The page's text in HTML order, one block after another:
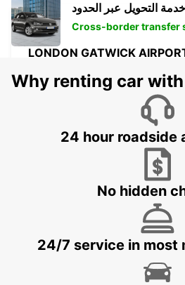
LONDON GATWICK
DOVER - UNITED KINGDOM
CHELMSFORD - UNITED KINGDOM
خدمة التحويل عبر الحدود
Cross-border transfer
Why renting car
24 hour roadside
No hidden
24/7 service in most